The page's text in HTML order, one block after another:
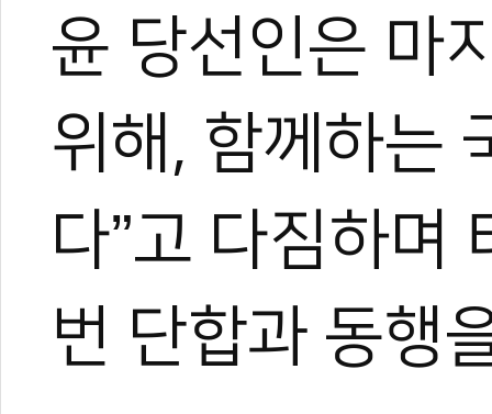
윤 당선인은 마
위해, 함께하는
다”고 다짐하며
번 단합과 동행